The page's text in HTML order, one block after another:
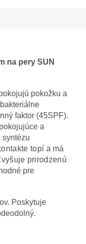
na pery SUN
pokožku a
faktor (45SPF).
a
syntézu
topí a má
prirodzenú
pre
Poskytuje